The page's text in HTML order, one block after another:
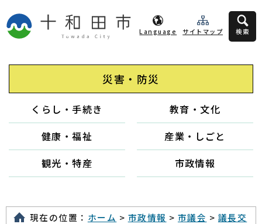
Language サイトマップ 検索
災害・防災
くらし・手続き
教育・文化
健康・福祉
産業・しごと
観光・特産
市政情報
現在の位置： ホーム > 市政情報 > 市議会 > 議長交